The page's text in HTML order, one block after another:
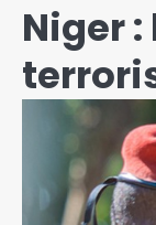
Niger